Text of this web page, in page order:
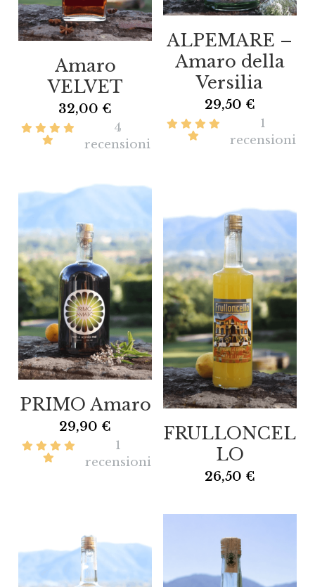
Amaro
VELVET
32,00 €
4
recensioni
ALPEMARE –
Amaro della
Versilia
29,50 €
1
recensioni
PRIMO Amaro
29,90 €
1
recensioni
FRULLONCEL
LO
26,50 €